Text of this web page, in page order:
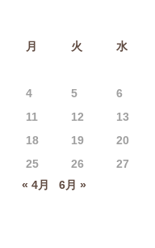
月 火 水
4
5 6
11
12 13
18
19 20
25
26 27
« 4月
6月 »